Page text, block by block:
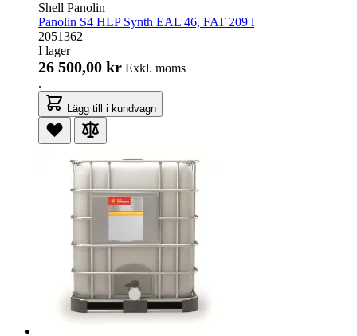
Shell Panolin
Panolin S4 HLP Synth EAL 46, FAT 209 l
2051362
I lager
26 500,00 kr Exkl. moms
.
Lägg till i kundvagn